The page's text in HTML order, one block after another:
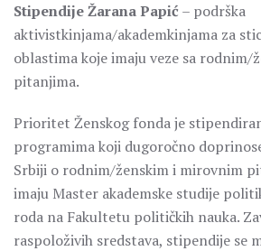
Stipendije Žarana Papić– podrška
aktivistkinjama/akademkinjama za
oblastima koje imaju veze sa
pitanjima.
Prioritet Ženskog fonda je
programima koji dugoročno
Srbiji o rodnim/ženskim i mirovnim
imaju Master akademske studije
roda na Fakultetu političkih nauka.
raspoloživih sredstava, stipendije se